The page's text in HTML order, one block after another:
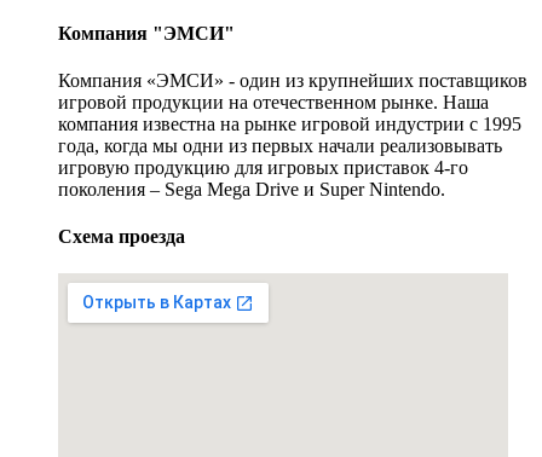
Компания "ЭМСИ"
Компания «ЭМСИ» - один из крупнейших поставщиков
игровой продукции на отечественном рынке. Наша
компания известна на рынке игровой индустрии с 1995
года, когда мы одни из первых начали реализовывать
игровую продукцию для игровых приставок 4-го
поколения – Sega Mega Drive и Super Nintendo.
Схема проезда